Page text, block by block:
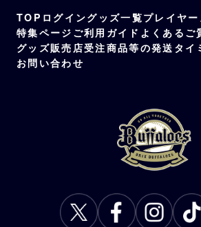
TOP ログイングッズ一覧プレイヤ
特集ページ ご利用ガイド よくあるご
グッズ販売店受注商品等の発送タイ
お問い合わせ